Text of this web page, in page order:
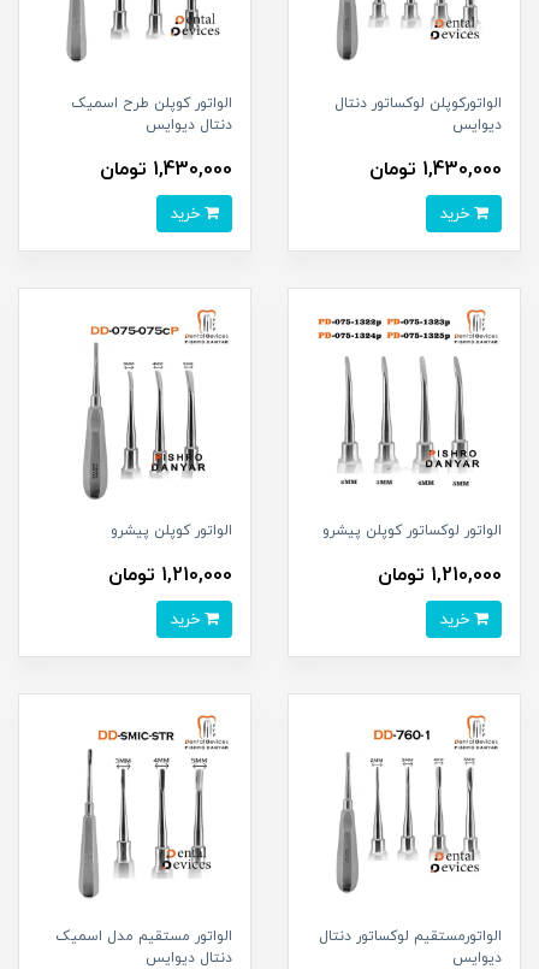
الواتورکوپلن لوکساتور دنتال
دیوایس
1,430,000 تومان
الواتور کوپلن طرح اسمیک
دنتال دیوایس
1,430,000 تومان
الواتور لوکساتور کوپلن پیشرو
1,210,000 تومان
الواتور کوپلن پیشرو
1,210,000 تومان
الواتورمستقیم لوکساتور دنتال
دیوایس
الواتور مستقیم مدل اسمیک
دنتال دیوایس